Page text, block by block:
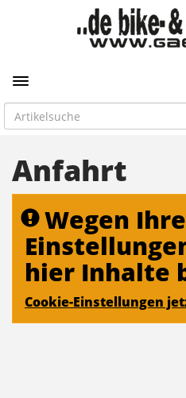
Toggle navigation
Anfahrt
Wegen
hier Inhalte
Cookie-Einstellungen